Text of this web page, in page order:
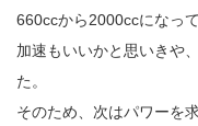
660ccから2000ccになって
加速もいいかと思いきや
た。
そのため、次はパワーを